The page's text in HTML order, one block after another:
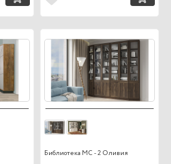
Библиотека МС - 2 Оливия